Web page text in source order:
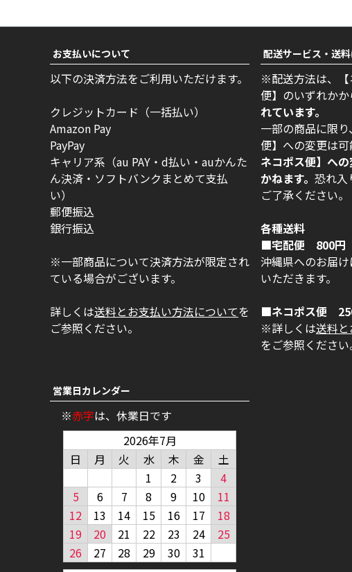
お支払いについて
以下の決済方法をご利用いただけます。
クレジットカード（一括払い）
Amazon Pay
PayPay
キャリア系（au PAY・d払い・auかんた
ん決済・ソフトバンクまとめて支払
い）
郵便振込
銀行振込
※一部商品について決済方法が限定され
ている場合がございます。
詳しくは送料とお支払い方法についてを
ご参照ください。
配送サービス・送
※配送方法は、【
便】のいずれかか
れています。
一部の商品に限
便】への変更は可
ネコポス便】へ
かねます。 恐れ入
ご了承ください。
各種送料
■宅配便 800円
沖縄県へのお届
いただきます。
■ネコポス便 250
※詳しくは送料
をご参照ください
営業日カレンダー
※赤字は、休業日です
2026年7月
日
月 火 水 木 金
土
1
2 3
4
5
6 7 8 9 10
11
12
13 14 15 16 17
18
19
20 21 22 23 24
25
26
27 28 29 30
31